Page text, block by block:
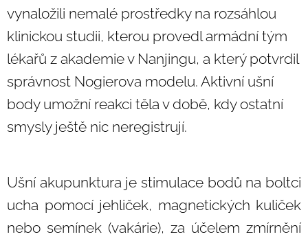
vynaložili nemalé prostředky na rozsáhlou
klinickou studii, kterou provedl armádní tým
lékařů z akademie v Nanjingu, a který potvrdil
správnost Nogierova modelu. Aktivní ušní
body umožní reakci těla v době, kdy ostatní
smysly ještě nic neregistrují.
Ušní akupunktura je stimulace bodů na boltci
ucha pomocí jehliček, magnetických kuliček
nebo semínek (vakárie), za účelem zmírnění